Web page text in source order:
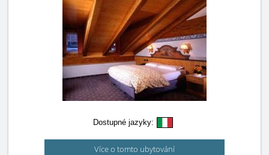
Dostupné jazyky:
Více o tomto ubytování